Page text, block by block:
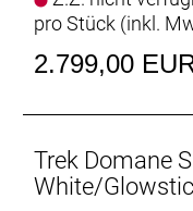
integriertes
Zugführung, 3S-
Flat Mount-
Rahmengröße: 56
pro Stück (inkl.
2.799,00
Trek Domane
White/